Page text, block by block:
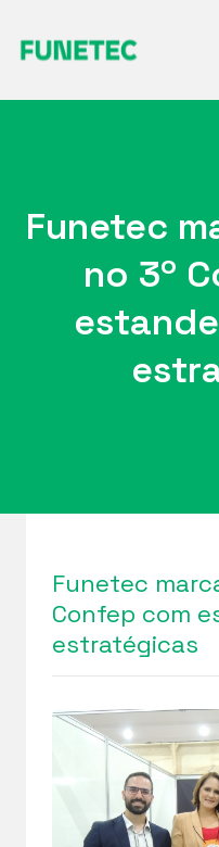
Funetec
no 3º
Funetec
Confep com
estratégicas